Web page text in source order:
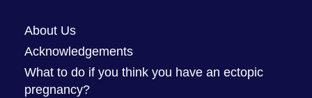
About Us
Acknowledgements
What to do if you think you have an ectopic
pregnancy?